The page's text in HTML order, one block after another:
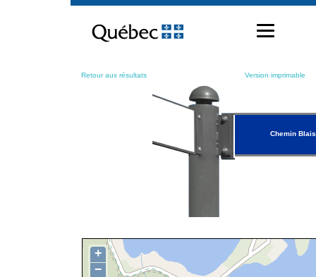
contenu
Retour aux résultats Version imprimable
Chemin Blais
+
−